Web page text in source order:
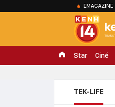
EMAGAZINE
Star Ciné
TEK-LIFE